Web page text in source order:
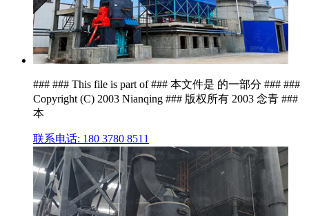
### ### This file is part of ### 本文件是 的一部分 ### ###
Copyright (C) 2003 Nianqing ### 版权所有 2003 念青 ###
本
联系电话: 180 3780 8511